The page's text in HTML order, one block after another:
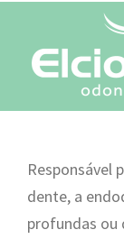
content
Responsável
dente, a
profundas ou